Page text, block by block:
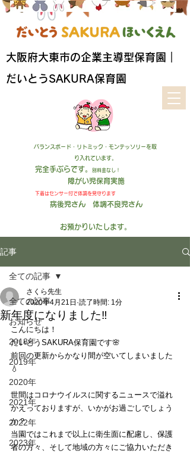
​大阪府大東市の企業主導型保育園｜
だいとうSAKURA保育園
バランスボード・リトミック・モンテッソリーを取
り入れています。
完全手ぶらです。 別料金なし！
障がい児保育実施
下着はセンサー付で体調を見守ります
病後児さん 体調不良児さん
お預かりいたします。
記事
全ての記事
お知らせ
2018年
2019年
2020年
2021年
2022年
2023年
全ての記事
新年度になりました‼️
さくら先生
2020年4月21日 読了時間: 1分
こんにちは！
だいとうSAKURA保育園です🌸
前回の更新からかなり間が空いてしまいました
💧
世間はコロナウイルスに関するニュースで溢れ
かえっておりますが、いかがお過ごしでしょう
か？
当園ではこれまで以上に衛生面に配慮し、保護
者の方々、そして地域の方々にご協力いただき